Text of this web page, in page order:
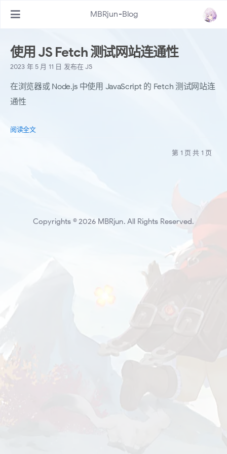
MBRjun-Blog
使用 JS Fetch 测试网站连通性
2023 年 5 月 11 日 发布在JS
在浏览器或 Node.js 中使用 JavaScript 的 Fetch 测试网站连
通性
阅读全文
第 1 页 共 1 页
Copyrights © 2026 MBRjun. All Rights Reserved.